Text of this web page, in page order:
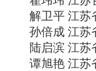
解卫平 江苏
孙倍成 江苏
陆启滨 江苏
谭旭艳 江苏